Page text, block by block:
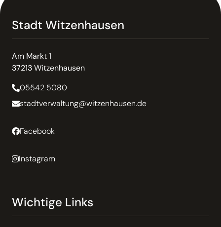
Stadt Witzenhausen
Am Markt 1
37213 Witzenhausen
05542 5080
stadtverwaltung@witzenhausen.de
Facebook
Instagram
Wichtige Links